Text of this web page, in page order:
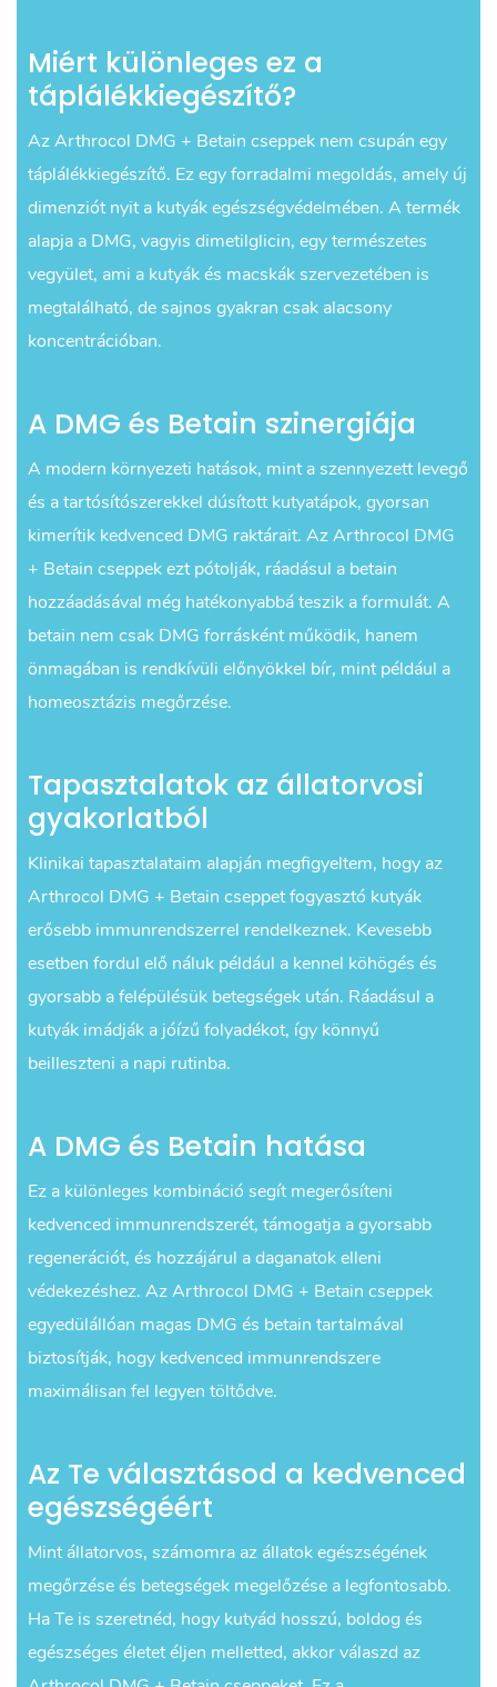
Miért különleges ez a
táplálékkiegészítő?
Az Arthrocol DMG + Betain cseppek nem csupán egy
táplálékkiegészítő. Ez egy forradalmi megoldás, amely új
dimenziót nyit a kutyák egészségvédelmében. A termék
alapja a DMG, vagyis dimetilglicin, egy természetes
vegyület, ami a kutyák és macskák szervezetében is
megtalálható, de sajnos gyakran csak alacsony
koncentrációban.
A DMG és Betain szinergiája
A modern környezeti hatások, mint a szennyezett levegő
és a tartósítószerekkel dúsított kutyatápok, gyorsan
kimerítik kedvenced DMG raktárait. Az Arthrocol DMG
+ Betain cseppek ezt pótolják, ráadásul a betain
hozzáadásával még hatékonyabbá teszik a formulát. A
betain nem csak DMG forrásként működik, hanem
önmagában is rendkívüli előnyökkel bír, mint például a
homeosztázis megőrzése.
Tapasztalatok az állatorvosi
gyakorlatból
Klinikai tapasztalataim alapján megfigyeltem, hogy az
Arthrocol DMG + Betain cseppet fogyasztó kutyák
erősebb immunrendszerrel rendelkeznek. Kevesebb
esetben fordul elő náluk például a kennel köhögés és
gyorsabb a felépülésük betegségek után. Ráadásul a
kutyák imádják a jóízű folyadékot, így könnyű
beilleszteni a napi rutinba.
A DMG és Betain hatása
Ez a különleges kombináció segít megerősíteni
kedvenced immunrendszerét, támogatja a gyorsabb
regenerációt, és hozzájárul a daganatok elleni
védekezéshez. Az Arthrocol DMG + Betain cseppek
egyedülállóan magas DMG és betain tartalmával
biztosítják, hogy kedvenced immunrendszere
maximálisan fel legyen töltődve.
Az Te választásod a kedvenced
egészségéért
Mint állatorvos, számomra az állatok egészségének
megőrzése és betegségek megelőzése a legfontosabb.
Ha Te is szeretnéd, hogy kutyád hosszú, boldog és
egészséges életet éljen melletted, akkor válaszd az